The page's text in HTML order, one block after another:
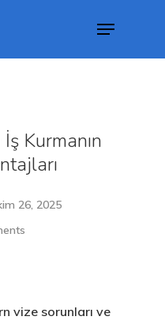
Kurmanın
26, 2025
vize sorunları ve